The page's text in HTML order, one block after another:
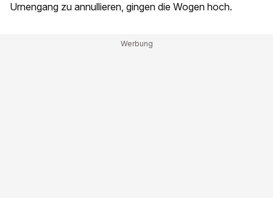
Urnengang zu annullieren, gingen die Wogen hoch.